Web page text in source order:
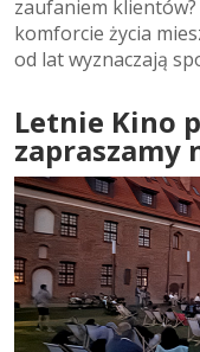
zaufaniem
komforcie życia
od lat wyznaczają
Letnie Kino
zapraszamy